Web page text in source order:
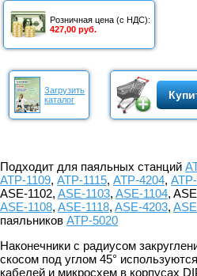
Розничная цена (с НДС):
427,00 руб.
Загрузить
каталог
Подходит для паяльных станций
АТР-1109, АТР-1115, АТР-4204,
ASE-1102, ASE-1103, ASE-1104,
ASE-1108, ASE-1118, ASE-4203,
паяльников АТР-5020
Наконечники с радиусом
скосом под углом 45°
кабелей и микросхем в корпусах